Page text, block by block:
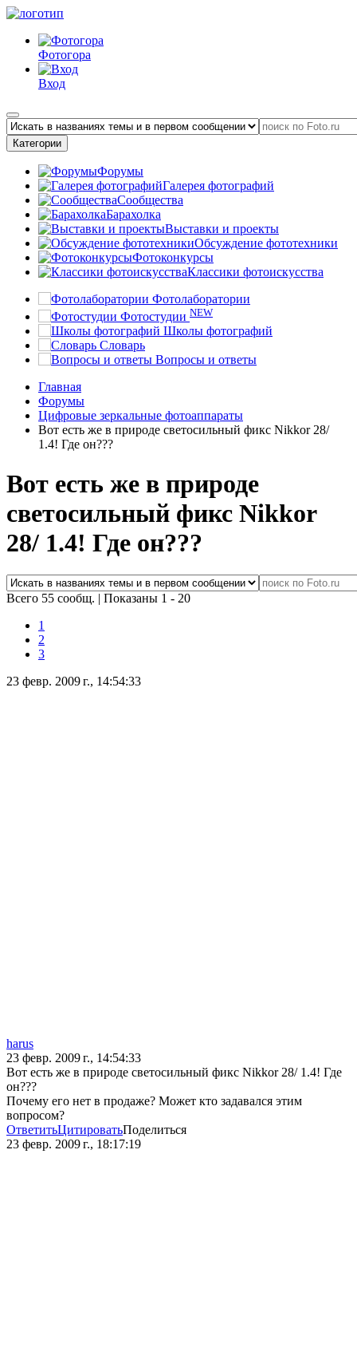
Фотогора
Вход
Категории
Форумы
Галерея фотографий
Сообщества
Барахолка
Выставки и проекты
Обсуждение фототехники
Фотоконкурсы
Классики фотоискусства
Фотолаборатории
Фотостудии NEW
Школы фотографий
Словарь
Вопросы и ответы
Главная
Форумы
Цифровые зеркальные фотоаппараты
Вот есть же в природе светосильный фикс Nikkor 28/
1.4! Где он???
Вот есть же в природе
светосильный фикс Nikkor
28/ 1.4! Где он???
Всего 55 сообщ. | Показаны 1 - 20
1
2
3
23 февр. 2009 г., 14:54:33
harus
23 февр. 2009 г., 14:54:33
Вот есть же в природе светосильный фикс Nikkor 28/ 1.4! Где
он???
Почему его нет в продаже? Может кто задавался этим
вопросом?
ОтветитьЦитироватьПоделиться
23 февр. 2009 г., 18:17:19